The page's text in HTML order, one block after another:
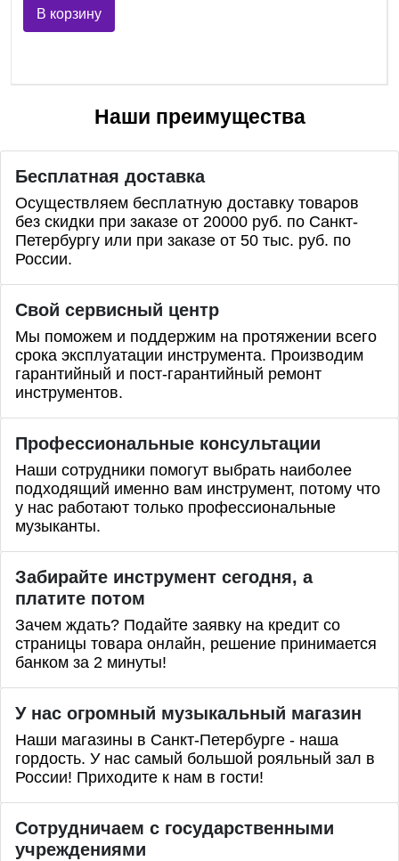
В корзину
Наши преимущества
Бесплатная доставка
Осуществляем бесплатную доставку товаров
без скидки при заказе от 20000 руб. по Санкт-
Петербургу или при заказе от 50 тыс. руб. по
России.
Свой сервисный центр
Мы поможем и поддержим на протяжении всего
срока эксплуатации инструмента. Производим
гарантийный и пост-гарантийный ремонт
инструментов.
Профессиональные консультации
Наши сотрудники помогут выбрать наиболее
подходящий именно вам инструмент, потому что
у нас работают только профессиональные
музыканты.
Забирайте инструмент сегодня, а
платите потом
Зачем ждать? Подайте заявку на кредит со
страницы товара онлайн, решение принимается
банком за 2 минуты!
У нас огромный музыкальный магазин
Наши магазины в Санкт-Петербурге - наша
гордость. У нас самый большой рояльный зал в
России! Приходите к нам в гости!
Сотрудничаем с государственными
учреждениями